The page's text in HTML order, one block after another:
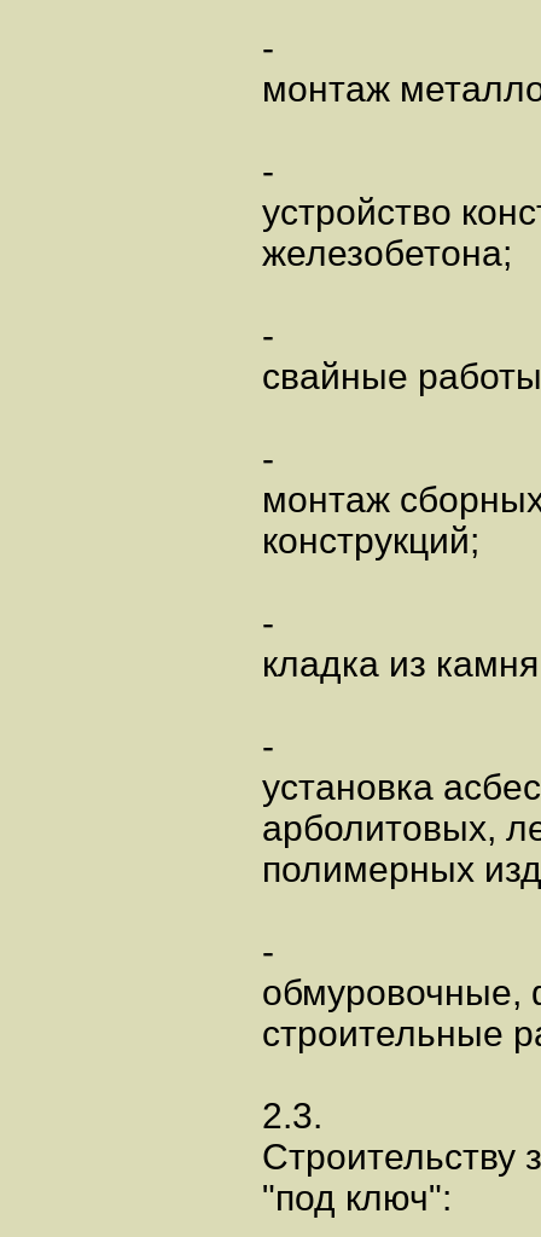
-
монтаж
-
устройство
железобетона;
-
свайные
-
монтаж
конструкций;
-
кладка из
-
установка
арболитовых,
полимерных
-
обмуровочные,
строительные
2.3.
Строительству
"под ключ":